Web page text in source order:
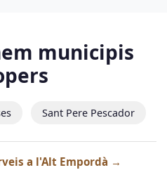
municipis
Sant Pere Pescador
a l'Alt Empordà →